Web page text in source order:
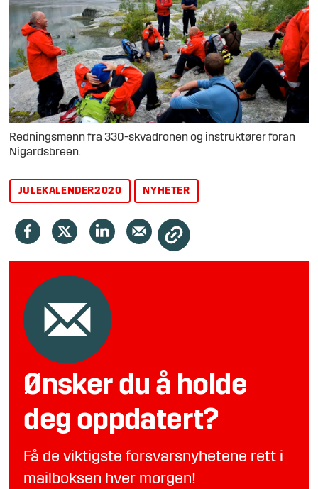
Redningsmenn fra 330-skvadronen og instruktører foran
Nigardsbreen.
JULEKALENDER2020 NYHETER
Ønsker du å holde
deg oppdatert?
Få de viktigste forsvarsnyhetene rett i
mailboksen hver morgen!